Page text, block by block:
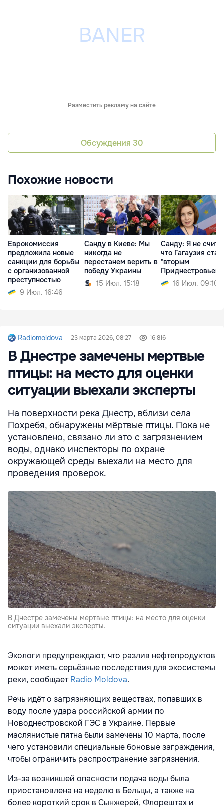
Разместить рекламу на сайте
Обсуждения 30
Похожие новости
Еврокомиссия
предложила новые
санкции для борьбы
с организованной
преступностью
9 Июл. 16:46
Санду в Киеве: Мы
никогда не
перестанем верить в
победу Украины
15 Июл. 15:18
Санду: Я не
что Гагаузия
"вторым
Приднестровьем"
16 Июл. 09:10
Radiomoldova 23 марта 2026, 08:27 16 816
В Днестре замечены мертвые
птицы: на место для оценки
ситуации выехали эксперты
На поверхности река Днестр, вблизи села
Похребя, обнаружены мёртвые птицы. Пока не
установлено, связано ли это с загрязнением
воды, однако инспекторы по охране
окружающей среды выехали на место для
проведения проверок.
В Днестре замечены мертвые птицы: на место для оценки
ситуации выехали эксперты.
Экологи предупреждают, что разлив нефтепродуктов
может иметь серьёзные последствия для экосистемы
реки, сообщаетRadio Moldova.
Речь идёт о загрязняющих веществах, попавших в
воду после удара российской армии по
Новоднестровской ГЭС в Украине. Первые
маслянистые пятна были замечены 10 марта, после
чего установили специальные боновые заграждения,
чтобы ограничить распространение загрязнения.
Из-за возникшей опасности подача воды была
приостановлена на неделю в Бельцы, а также на
более короткий срок в Сынжерей, Флорештах и